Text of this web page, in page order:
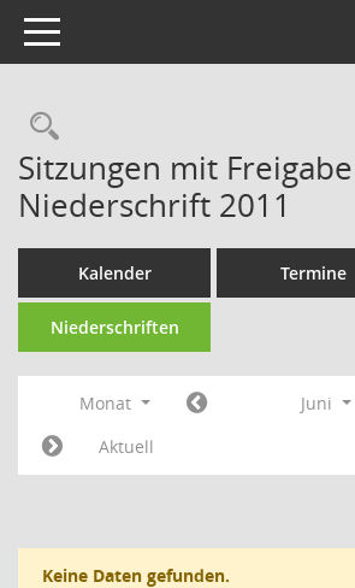
Toggle navigation
Rechercheauswahl
Sitzungen mit
Niederschrift 2011
Kalender Termine
Niederschriften
Monat Juni
Aktuell
Keine Daten gefunden.